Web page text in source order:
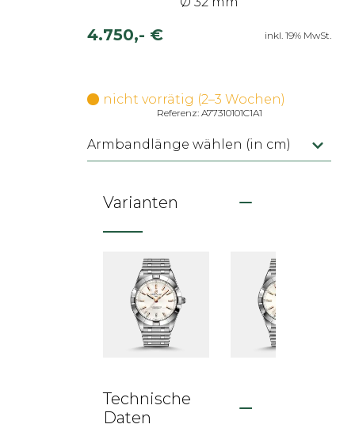
4.750,- € inkl. 19% MwSt.
nicht vorrätig (2–3 Wochen)
Referenz: A77310101C1A1
Armbandlänge wählen (in cm)
Varianten
Technische
Daten